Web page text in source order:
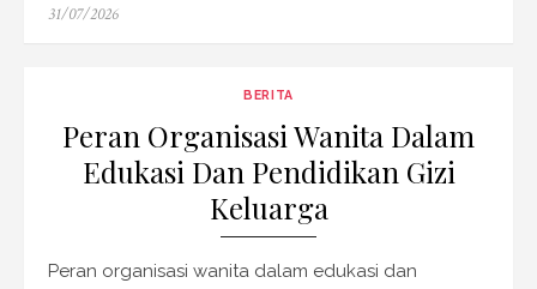
Posted
31/07/2026
BERITA
Peran Organisasi Wanita Dalam
Edukasi Dan Pendidikan Gizi
Keluarga
Peran organisasi wanita dalam edukasi dan